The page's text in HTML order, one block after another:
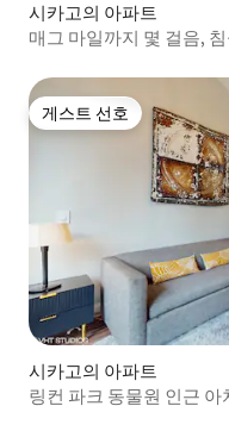
시카고의 아파트
매그 마일까지 몇 걸음,
게스트 선호
게스트 선호
시카고의 아파트
링컨 파크 동물원 인근